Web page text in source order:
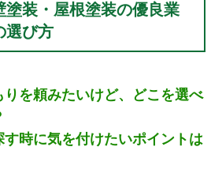
塗装・屋根塗装の優良業
選び方
を頼みたいけど、どこを選べ
時に気を付けたいポイントは